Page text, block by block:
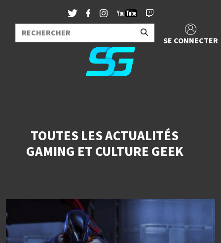
SE CONNECTER
TOUTES LES ACTUALITÉS
GAMING ET CULTURE GEEK